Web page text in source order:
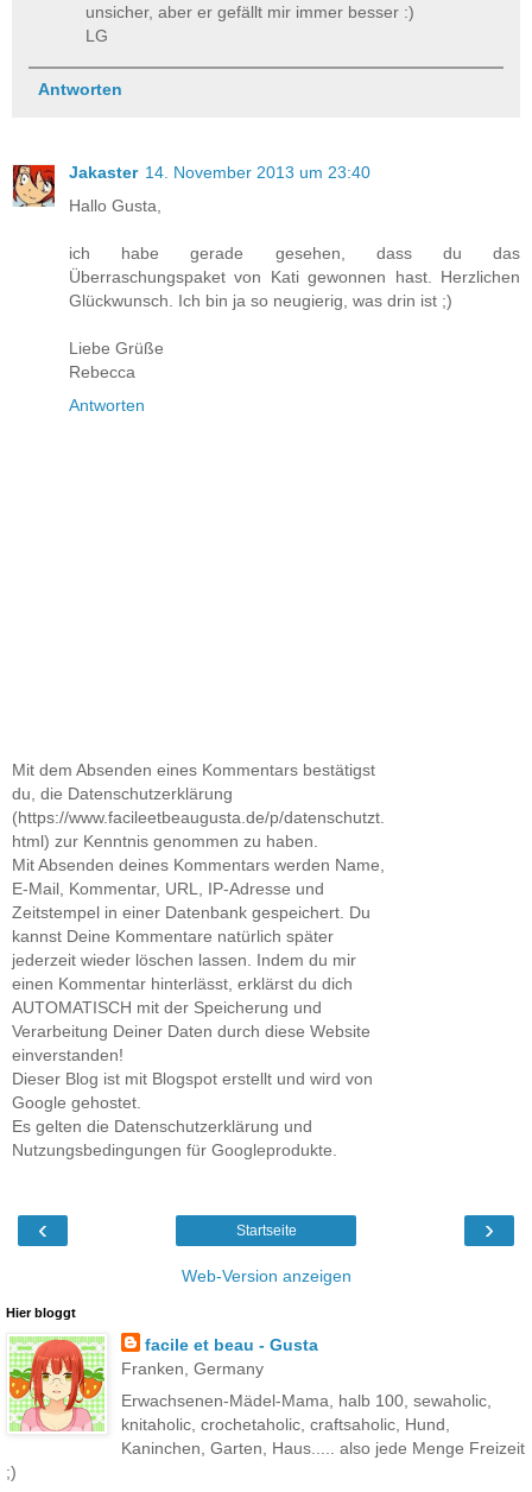
unsicher, aber er gefällt mir immer besser :)
LG
Antworten
Jakaster 14. November 2013 um 23:40
Hallo Gusta,
ich habe gerade gesehen, dass du das
Überraschungspaket von Kati gewonnen hast. Herzlichen
Glückwunsch. Ich bin ja so neugierig, was drin ist ;)
Liebe Grüße
Rebecca
Antworten
Mit dem Absenden eines Kommentars bestätigst
du, die Datenschutzerklärung
(https://www.facileetbeaugusta.de/p/datenschutzt.
html) zur Kenntnis genommen zu haben.
Mit Absenden deines Kommentars werden Name,
E-Mail, Kommentar, URL, IP-Adresse und
Zeitstempel in einer Datenbank gespeichert. Du
kannst Deine Kommentare natürlich später
jederzeit wieder löschen lassen. Indem du mir
einen Kommentar hinterlässt, erklärst du dich
AUTOMATISCH mit der Speicherung und
Verarbeitung Deiner Daten durch diese Website
einverstanden!
Dieser Blog ist mit Blogspot erstellt und wird von
Google gehostet.
Es gelten die Datenschutzerklärung und
Nutzungsbedingungen für Googleprodukte.
‹ ›
Startseite
Web-Version anzeigen
Hier bloggt
facile et beau - Gusta
Franken, Germany
Erwachsenen-Mädel-Mama, halb 100, sewaholic,
knitaholic, crochetaholic, craftsaholic, Hund,
Kaninchen, Garten, Haus..... also jede Menge Freizeit
;)